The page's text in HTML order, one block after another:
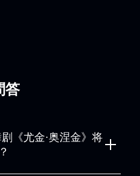
答
《尤金·奥涅金》将